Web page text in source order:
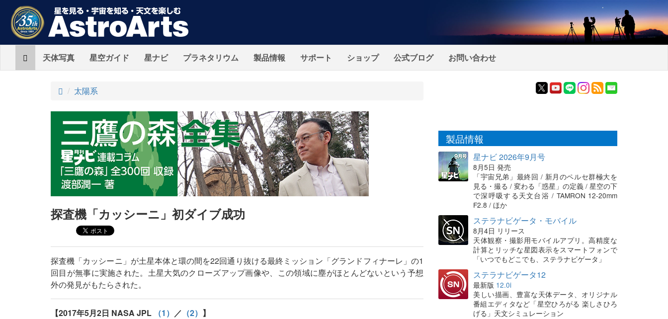
Home天体写真 星空ガイド 星ナビ プラネタリウム 製品情報 サポート ショップ 公式ブログ お問い合わせ
ト
プ
太陽系
探査機「カッシーニ」初ダイブ成功
探査機「カッシーニ」が土星本体と環の間を22回通り抜ける最終ミッション「グランドフィナーレ」の1
回目が無事に実施された。土星大気のクローズアップ画像や、この領域に塵がほとんどないという予想
外の発見がもたらされた。
【2017年5月2日 NASA JPL （1） ／ （2） 】
製品情報
星ナビ 2026年9月号
8月5日 発売
「宇宙兄弟」最終回 / 新月のペルセ群極大を
見る・撮る / 変わる「惑星」の定義 / 星空の下
で深呼吸する天文台浴 / TAMRON 12-20mm
F2.8 / ほか
ステラナビゲータ・モバイル
8月4日 リリース
天体観察・撮影用モバイルアプリ。高精度な
計算とリッチな星図表示をスマートフォンで
「いつでもどこでも、ステラナビゲータ」
ステラナビゲータ12
最新版 12.0i
美しい描画、豊富な天体データ、オリジナル
番組エディタなど「星空ひろがる 楽しさひろ
げる」天文シミュレーション